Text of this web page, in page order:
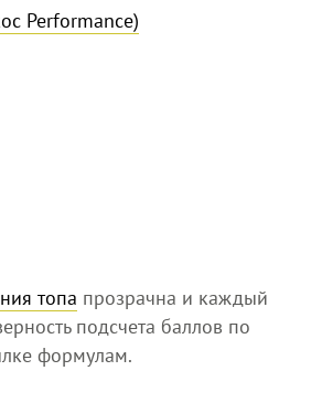
Performance)
топа прозрачна и каждый
подсчета баллов по
формулам.